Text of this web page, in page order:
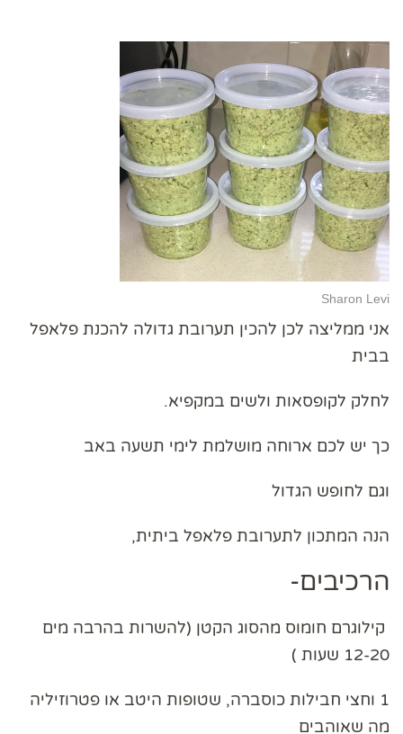
Sharon Levi
אני ממליצה לכן להכין תערובת גדולה להכנת פלאפל
בבית
לחלק לקופסאות ולשים במקפיא.
כך יש לכם ארוחה מושלמת לימי תשעה באב
וגם לחופש הגדול
הנה המתכון לתערובת פלאפל ביתית,
הרכיבים-
קילוגרם חומוס מהסוג הקטן (להשרות בהרבה מים
12-20 שעות )
1 וחצי חבילות כוסברה, שטופות היטב או פטרוזיליה
מה שאוהבים